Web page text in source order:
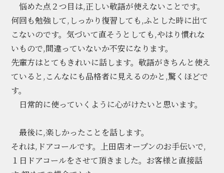
悩めた点２つ目は,正しい敬語が使えないことです。
何回も勉強して,しっかり復習しても,ふとした時に出て
こないのです。気づいて直そうとしても,やはり慣れな
いもので,間違っていないか不安になります。
先輩方はとてもきれいに話します。敬語がきちんと使え
ていると,こんなにも品格者に見えるのかと,驚くほどで
す。
日常的に使っていくように心がけたいと思います。
最後に,楽しかったことを話します。
それは,ドアコールです。上田店オープンのお手伝いで,
１日ドアコールをさせて頂きました。お客様と直接話